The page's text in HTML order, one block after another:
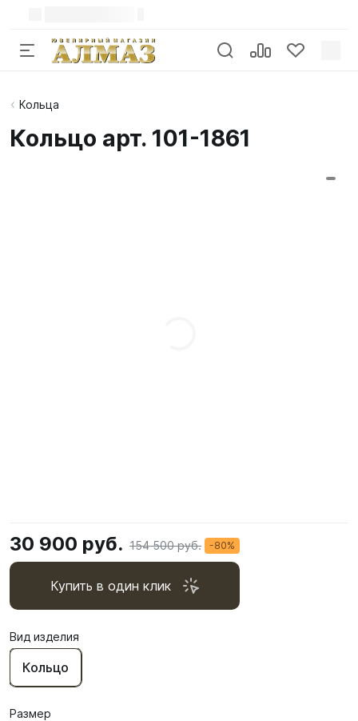
Кольца
Кольцо арт. 101-1861
30 900 руб. 154 500 руб. -80%
Купить в один клик
Вид изделия
Кольцо
Размер